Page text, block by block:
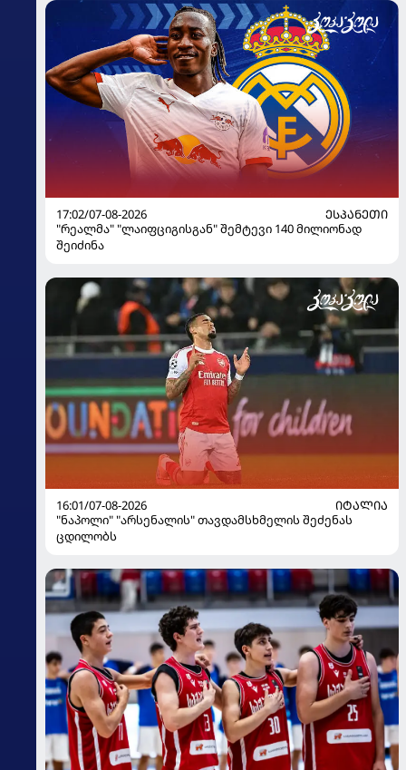
17:02/07-08-2026
ᲔᲡᲞᲐᲜᲔᲗᲘ
"რეალმა" "ლაიფციგისგან" შემტევი 140 მილიონად
შეიძინა
16:01/07-08-2026
ᲘᲢᲐᲚᲘᲐ
"ნაპოლი" "არსენალის" თავდამსხმელის შეძენას
ცდილობს